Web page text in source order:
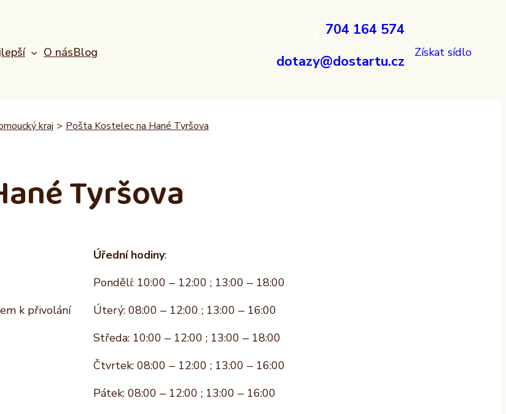
O násBlog
704 164 574
dotazy@dostartu.cz
Získat sídlo
kraj > Pošta Kostelec na Hané Tyršova
Tyršova
k přivolání
Úřední hodiny:
Pondělí: 10:00 – 12:00 ; 13:00 – 18:00
Úterý: 08:00 – 12:00 ; 13:00 – 16:00
Středa: 10:00 – 12:00 ; 13:00 – 18:00
Čtvrtek: 08:00 – 12:00 ; 13:00 – 16:00
Pátek: 08:00 – 12:00 ; 13:00 – 16:00